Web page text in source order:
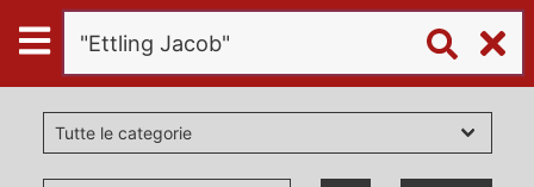
Digital
Humanities
Donazioni